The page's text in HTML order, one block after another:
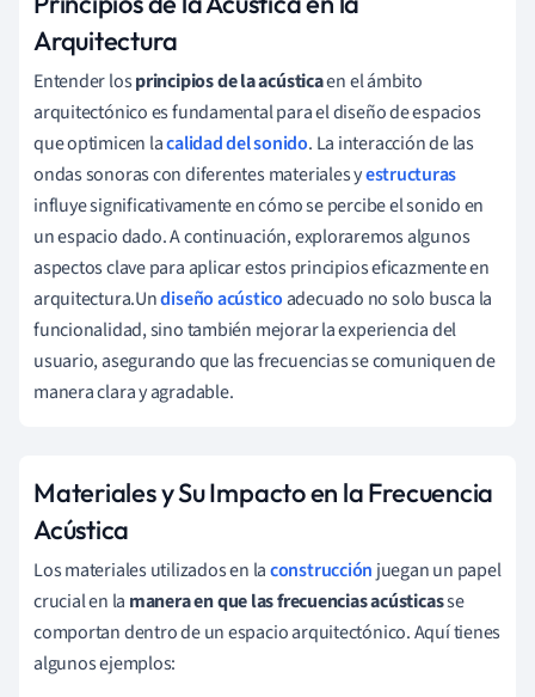
Arquitectura
Entender losprincipios de la acústicaen el ámbito
arquitectónico es fundamental para el diseño de espacios
que optimicen lacalidad del sonido. La interacción de las
ondas sonoras con diferentes materiales yestructuras
influye significativamente en cómo se percibe el sonido en
un espacio dado. A continuación, exploraremos algunos
aspectos clave para aplicar estos principios eficazmente en
arquitectura.Undiseño acústico adecuado no solo busca la
funcionalidad, sino también mejorar la experiencia del
usuario, asegurando que las frecuencias se comuniquen de
manera clara y agradable.
Materiales y Su Impacto en la Frecuencia
Acústica
Los materiales utilizados en laconstrucción juegan un papel
crucial en la manera en que las frecuencias acústicasse
comportan dentro de un espacio arquitectónico. Aquí tienes
algunos ejemplos: